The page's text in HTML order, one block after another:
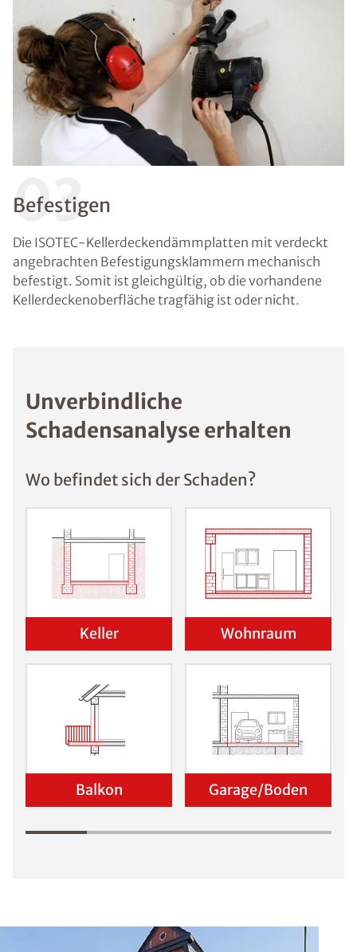
03
Befestigen
Die ISOTEC-Kellerdeckendämmplatten mit verdeckt
angebrachten Befestigungsklammern mechanisch
befestigt. Somit ist gleichgültig, ob die vorhandene
Kellerdeckenoberfläche tragfähig ist oder nicht.
Unverbindliche
Schadensanalyse erhalten
Wo befindet sich der Schaden?
Keller Wohnraum
Balkon Garage/Boden